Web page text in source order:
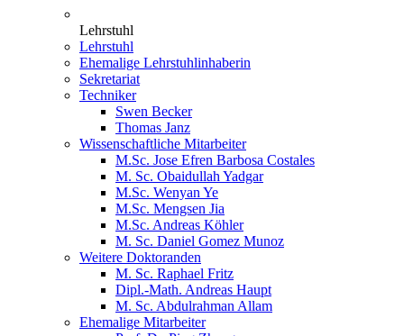
Lehrstuhl
Lehrstuhl
Ehemalige Lehrstuhlinhaberin
Sekretariat
Techniker
Swen Becker
Thomas Janz
Wissenschaftliche Mitarbeiter
M.Sc. Jose Efren Barbosa Costales
M. Sc. Obaidullah Yadgar
M.Sc. Wenyan Ye
M.Sc. Mengsen Jia
M.Sc. Andreas Köhler
M. Sc. Daniel Gomez Munoz
Weitere Doktoranden
M. Sc. Raphael Fritz
Dipl.-Math. Andreas Haupt
M. Sc. Abdulrahman Allam
Ehemalige Mitarbeiter